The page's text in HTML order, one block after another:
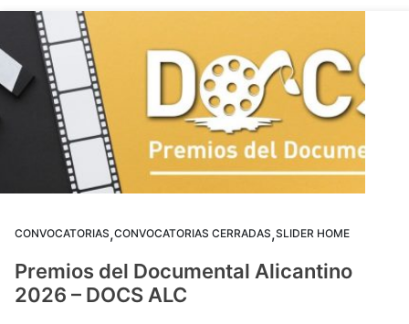
CONVOCATORIAS,CONVOCATORIAS CERRADAS,SLIDER HOME
Premios del Documental Alicantino
2026 – DOCS ALC